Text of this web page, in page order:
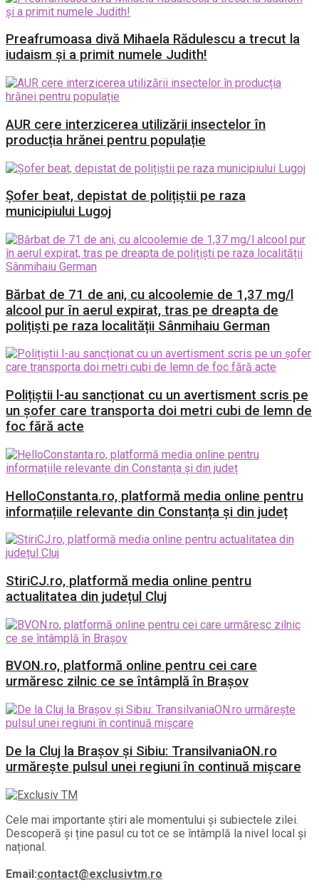
Preafrumoasa divă Mihaela Rădulescu a trecut la
iudaism și a primit numele Judith!
AUR cere interzicerea utilizării insectelor în
producția hrănei pentru populație
Șofer beat, depistat de polițiștii pe raza
municipiului Lugoj
Bărbat de 71 de ani, cu alcoolemie de 1,37 mg/l
alcool pur în aerul expirat, tras pe dreapta de
polițiști pe raza localității Sânmihaiu German
Polițiștii l-au sancționat cu un avertisment scris pe
un șofer care transporta doi metri cubi de lemn de
foc fără acte
HelloConstanta.ro, platformă media online pentru
informațiile relevante din Constanța și din județ
StiriCJ.ro, platformă media online pentru
actualitatea din județul Cluj
BVON.ro, platformă online pentru cei care
urmăresc zilnic ce se întâmplă în Brașov
De la Cluj la Brașov și Sibiu: TransilvaniaON.ro
urmărește pulsul unei regiuni în continuă mișcare
Cele mai importante știri ale momentului și subiectele zilei.
Descoperă și ține pasul cu tot ce se întâmplă la nivel local și
național.
Email:contact@exclusivtm.ro